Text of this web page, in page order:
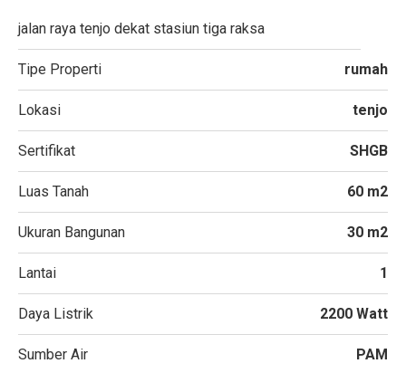
jalan raya tenjo dekat stasiun tiga raksa
Tipe Properti rumah
Lokasi tenjo
Sertifikat SHGB
Luas Tanah 60 m2
Ukuran Bangunan 30 m2
Lantai 1
Daya Listrik 2200 Watt
Sumber Air PAM